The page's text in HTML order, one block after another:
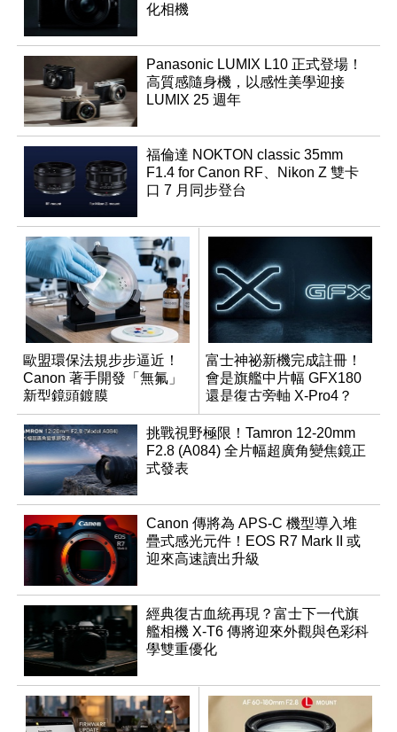
化相機
Panasonic LUMIX L10 正式登場！
高質感隨身機，以感性美學迎接
LUMIX 25 週年
福倫達 NOKTON classic 35mm
F1.4 for Canon RF、Nikon Z 雙卡
口 7 月同步登台
歐盟環保法規步步逼近！
Canon 著手開發「無氟」
新型鏡頭鍍膜
富士神祕新機完成註冊！
會是旗艦中片幅 GFX180
還是復古旁軸 X-Pro4？
挑戰視野極限！Tamron 12-20mm
F2.8 (A084) 全片幅超廣角變焦鏡正
式發表
Canon 傳將為 APS-C 機型導入堆
疊式感光元件！EOS R7 Mark II 或
迎來高速讀出升級
經典復古血統再現？富士下一代旗
艦相機 X-T6 傳將迎來外觀與色彩科
學雙重優化